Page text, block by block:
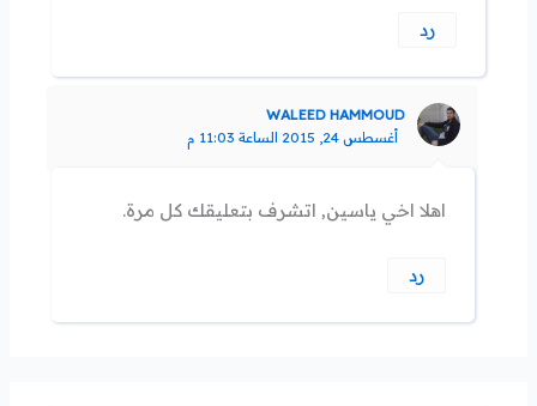
رد
WALEED HAMMOUD
أغسطس 24, 2015 الساعة 11:03 م
اهلا اخي ياسين, اتشرف بتعليقك كل مرة.
رد